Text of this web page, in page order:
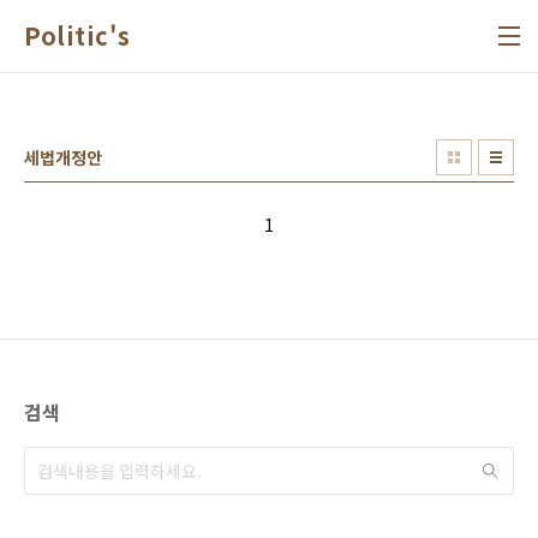
Politic's
세법개정안
1
검색